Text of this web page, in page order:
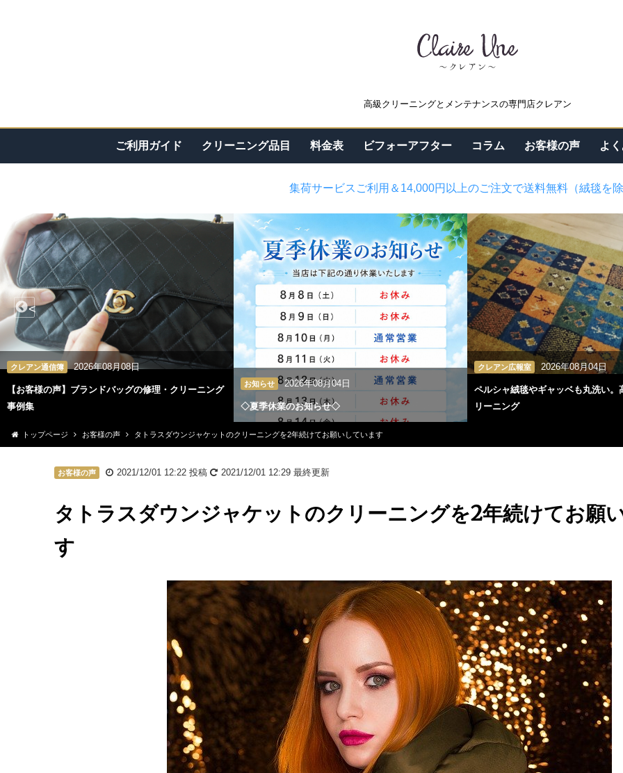
高級クリーニングとメンテナンスの専門店クレアン
ご利用ガイド クリーニング品目 料金表 ビフォーアフター コラム お客様の声 よ
集荷サービスご利用＆14,000円以上のご注文で送料無料（絨毯を除
クレアン通信簿 2026年08月08日
【お客様の声】ブランドバッグの修理・クリーニング
事例集
お知らせ 2026年08月04日
◇夏季休業のお知らせ◇
クレアン広報室 2026年08月04日
ペルシャ絨毯やギャッベも丸洗い。
リーニング
<
トップページ お客様の声 タトラスダウンジャケットのクリーニングを2年続けてお願いしています
お客様の声 2021/12/01 12:22投稿 2021/12/01 12:29最終更新
タトラスダウンジャケットのクリーニングを2年続けてお願
す